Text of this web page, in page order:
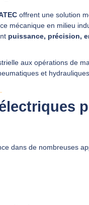
offrent une solution
mécanique en milieu
puissance, précision,
aux opérations de
et
dans de nombreuses